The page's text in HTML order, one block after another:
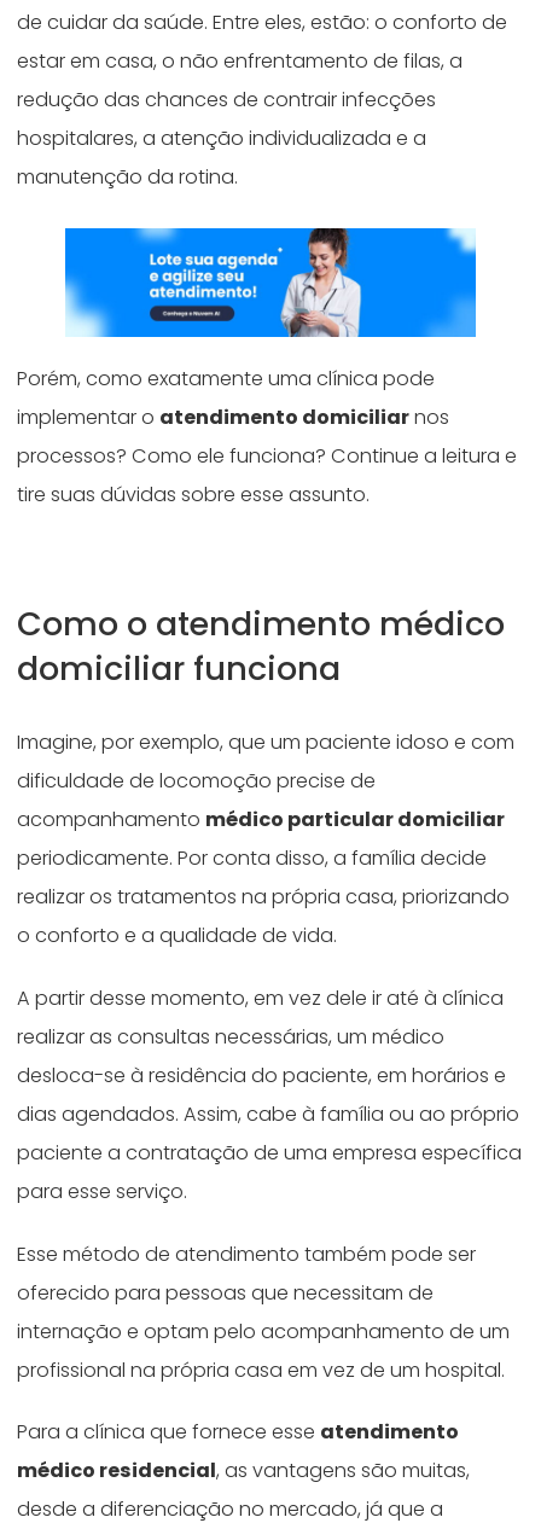
de cuidar da saúde. Entre eles, estão: o conforto de
estar em casa, o não enfrentamento de filas, a
redução das chances de contrair infecções
hospitalares, a atenção individualizada e a
manutenção da rotina.
Porém, como exatamente uma clínica pode
implementar o atendimento domiciliarnos
processos? Como ele funciona? Continue a leitura e
tire suas dúvidas sobre esse assunto.
Como o atendimento médico
domiciliar funciona
Imagine, por exemplo, que um paciente idoso e com
dificuldade de locomoção precise de
acompanhamento médico particular domiciliar
periodicamente. Por conta disso, a família decide
realizar os tratamentos na própria casa, priorizando
o conforto e a qualidade de vida.
A partir desse momento, em vez dele ir até à clínica
realizar as consultas necessárias, um médico
desloca-se à residência do paciente, em horários e
dias agendados. Assim, cabe à família ou ao próprio
paciente a contratação de uma empresa específica
para esse serviço.
Esse método de atendimento também pode ser
oferecido para pessoas que necessitam de
internação e optam pelo acompanhamento de um
profissional na própria casa em vez de um hospital.
Para a clínica que fornece esse atendimento
médico residencial, as vantagens são muitas,
desde a diferenciação no mercado, já que a